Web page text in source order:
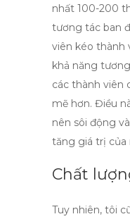
nhất 100-200
tương tác ban
viên kéo thành
khả năng
các thành viên
mẽ hơn. Điều
nên sôi động
tăng giá trị của
Chất
Tuy nhiên, tôi